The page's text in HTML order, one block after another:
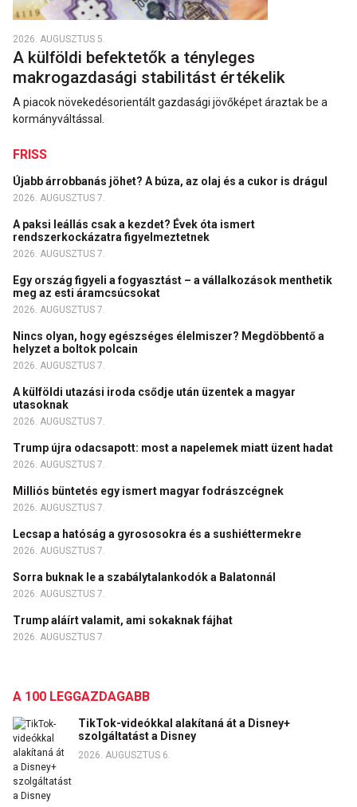
2026. AUGUSZTUS 5.
A külföldi befektetők a tényleges
makrogazdasági stabilitást értékelik
A piacok növekedésorientált gazdasági jövőképet áraztak be a
kormányváltással.
FRISS
Újabb árrobbanás jöhet? A búza, az olaj és a cukor is drágul
2026. AUGUSZTUS 7.
A paksi leállás csak a kezdet? Évek óta ismert
rendszerkockázatra figyelmeztetnek
2026. AUGUSZTUS 7.
Egy ország figyeli a fogyasztást – a vállalkozások menthetik
meg az esti áramcsúcsokat
2026. AUGUSZTUS 7.
Nincs olyan, hogy egészséges élelmiszer? Megdöbbentő a
helyzet a boltok polcain
2026. AUGUSZTUS 7.
A külföldi utazási iroda csődje után üzentek a magyar
utasoknak
2026. AUGUSZTUS 7.
Trump újra odacsapott: most a napelemek miatt üzent hadat
2026. AUGUSZTUS 7.
Milliós büntetés egy ismert magyar fodrászcégnek
2026. AUGUSZTUS 7.
Lecsap a hatóság a gyrososokra és a sushiéttermekre
2026. AUGUSZTUS 7.
Sorra buknak le a szabálytalankodók a Balatonnál
2026. AUGUSZTUS 7.
Trump aláírt valamit, ami sokaknak fájhat
2026. AUGUSZTUS 7.
A 100 LEGGAZDAGABB
TikTok-videókkal alakítaná át a Disney+
szolgáltatást a Disney
2026. AUGUSZTUS 6.